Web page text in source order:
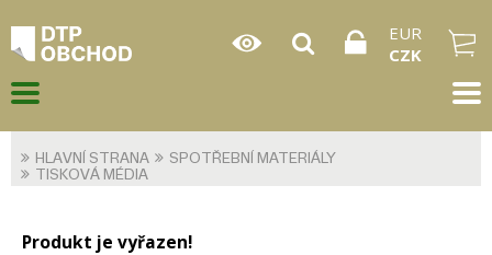
EUR
CZK
HLAVNÍ STRANA
SPOTŘEBNÍ MATERIÁLY
TISKOVÁ MÉDIA
Produkt je vyřazen!